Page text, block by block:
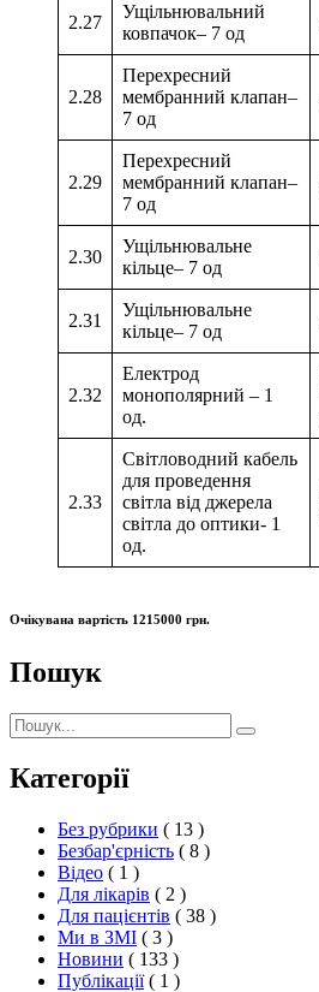
2.27
Ущільнювальний
ковпачок– 7 од
2.28
Перехресний
мембранний клапан–
7 од
2.29
Перехресний
мембранний клапан–
7 од
2.30
Ущільнювальне
кільце– 7 од
2.31
Ущільнювальне
кільце– 7 од
2.32
Електрод
монополярний – 1
од.
2.33
Світловодний кабель
для проведення
світла від джерела
світла до оптики- 1
од.
Очікувана вартість 1215000 грн.
Пошук
Пошук:
Пошук
Категорії
Без рубрики ( 13 )
Безбар'єрність ( 8 )
Відео ( 1 )
Для лікарів ( 2 )
Для пацієнтів ( 38 )
Ми в ЗМІ ( 3 )
Новини ( 133 )
Публікації ( 1 )